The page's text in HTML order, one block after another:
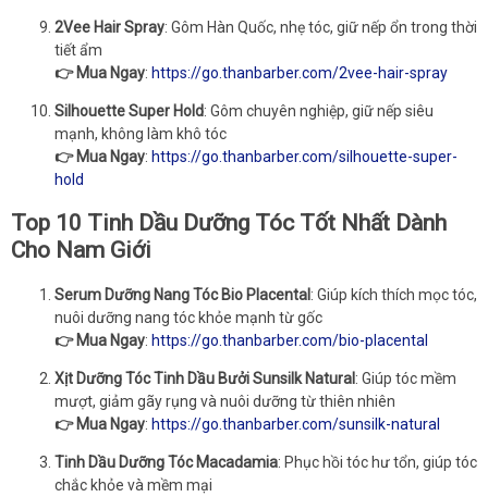
2Vee Hair Spray: Gôm Hàn Quốc, nhẹ tóc, giữ nếp ổn trong thời
tiết ẩm
👉 Mua Ngay: https://go.thanbarber.com/2vee-hair-spray
Silhouette Super Hold: Gôm chuyên nghiệp, giữ nếp siêu
mạnh, không làm khô tóc
👉 Mua Ngay: https://go.thanbarber.com/silhouette-super-
hold
Top 10 Tinh Dầu Dưỡng Tóc Tốt Nhất Dành
Cho Nam Giới
Serum Dưỡng Nang Tóc Bio Placental : Giúp kích thích mọc tóc,
nuôi dưỡng nang tóc khỏe mạnh từ gốc
👉 Mua Ngay: https://go.thanbarber.com/bio-placental
Xịt Dưỡng Tóc Tinh Dầu Bưởi Sunsilk Natural : Giúp tóc mềm
mượt, giảm gãy rụng và nuôi dưỡng từ thiên nhiên
👉 Mua Ngay: https://go.thanbarber.com/sunsilk-natural
Tinh Dầu Dưỡng Tóc Macadamia: Phục hồi tóc hư tổn, giúp tóc
chắc khỏe và mềm mại